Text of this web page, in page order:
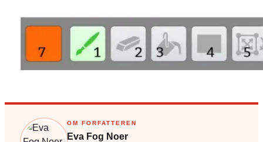
OM FORFATTEREN
Eva Fog Noer